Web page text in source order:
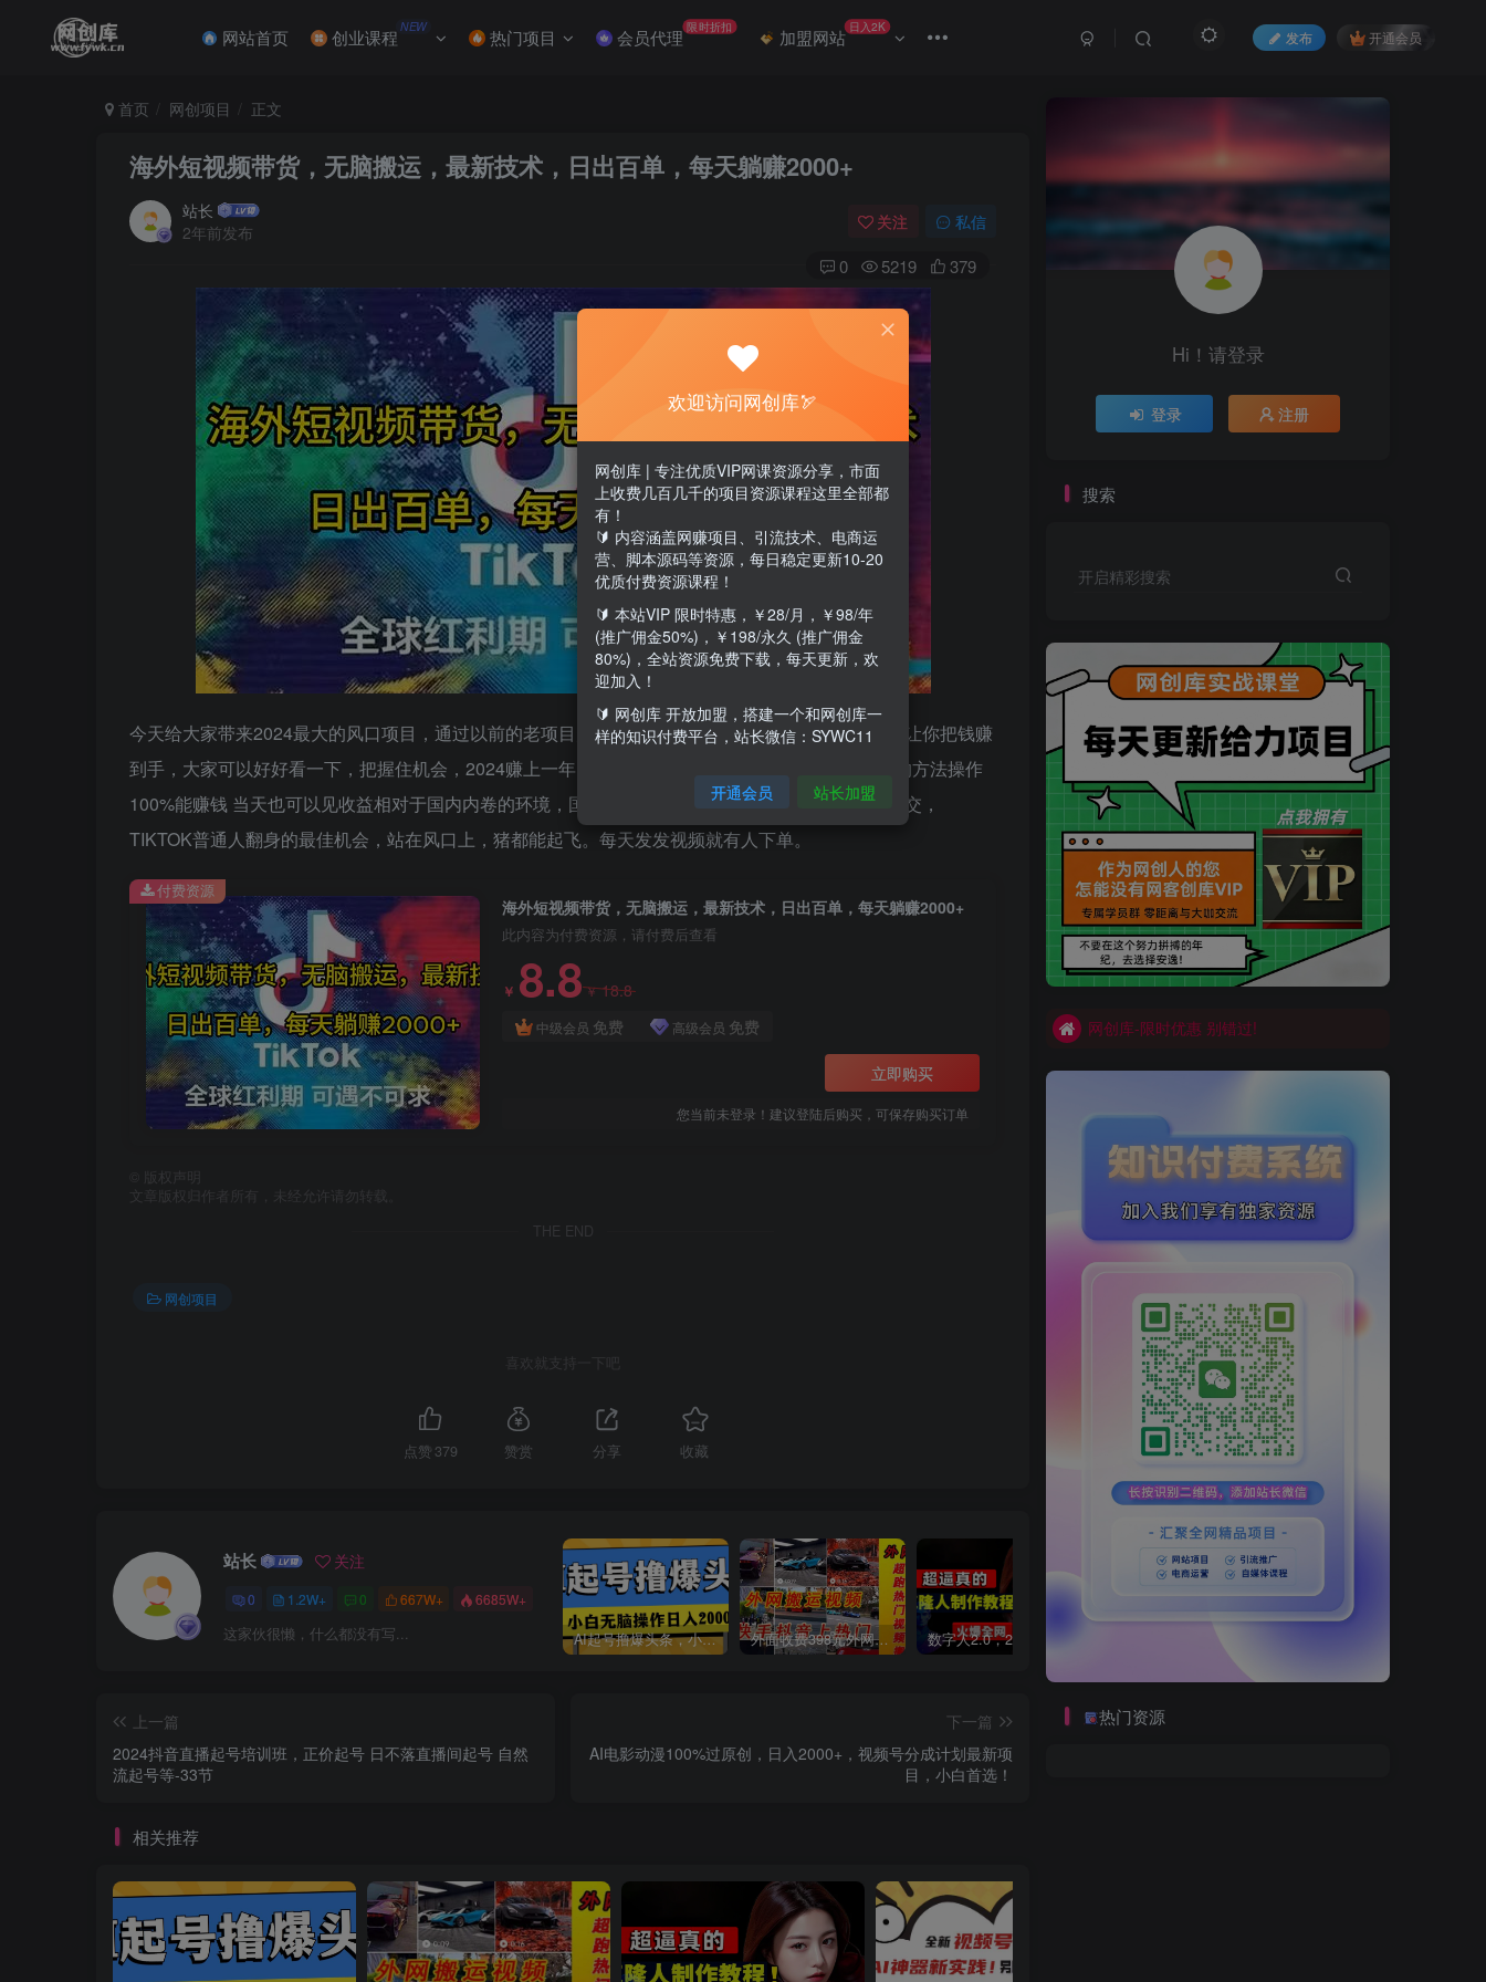
网站首页 创业课程 NEW 热门项目 会员代理 限时折扣 加盟网站 日入2K
发布 开通会员
首页 网创项目 正文
海外短视频带货，无脑搬运，最新技术，日出百单，每天躺赚2000+
站长
2年前发布
关注 私信
0 5219 379
今天给大家带来2024最大的风口项目，通过以前的老项目升级过来的，每天5分钟，轻轻松松的就能让你把钱赚
到手，大家可以好好看一下，把握住机会，2024赚上一年！一部手机或者电脑就可以操作，按照我的方法操作
100%能赚钱 当天也可以见收益相对于国内内卷的环境，国外简直就是一片蓝海，不用比价，简单成交，
TIKTOK普通人翻身的最佳机会，站在风口上，猪都能起飞。每天发发视频就有人下单。
海外短视频带货，无脑搬运，最新技术，日出百单，每天躺赚2000+
此内容为付费资源，请付费后查看
￥ 8.8￥18.8
中级会员 免费 高级会员 免费
立即购买
您当前未登录！建议登陆后购买，可保存购买订单
付费资源
版权声明
文章版权归作者所有，未经允许请勿转载。
THE END
网创项目
喜欢就支持一下吧
点赞 379 赞赏 分享 收藏
站长 关注
0 1.2W+ 0 667W+ 6685W+
这家伙很懒，什么都没有写... AI起号撸爆头条，小白也能操作，日入2000+ 外面收费398元外网超跑豪车汽车视频搬运至快手抖音上热门项目 数字人2.0，2024下半年最火项目，无限免费生成视频，可实现任何场景，用任何形象，任何声音，说任何话，5分钟生成一条原创口播视频。
上一篇
2024抖音直播起号培训班，正价起号 日不落直播间起号 自然
流起号等-33节
下一篇
AI电影动漫100%过原创，日入2000+，视频号分成计划最新项
目，小白首选！
相关推荐
Hi！请登录
登录 注册
搜索
开启精彩搜索
买VIP会员或加盟商-全年最低价-立即抢额
网创库-限时优惠 别错过!
买VIP会员或加盟商-全年最低价-立即抢额
网创库-限时优惠 别错过!
热门资源
欢迎访问网创库🏹
网创库 | 专注优质VIP网课资源分享，市面
上收费几百几千的项目资源课程这里全部都
有！
🔰 内容涵盖网赚项目、引流技术、电商运
营、脚本源码等资源，每日稳定更新10-20
优质付费资源课程！
🔰 本站VIP 限时特惠，￥28/月，￥98/年
(推广佣金50%)，￥198/永久 (推广佣金
80%)，全站资源免费下载，每天更新，欢
迎加入！
🔰 网创库 开放加盟，搭建一个和网创库一
样的知识付费平台，站长微信：SYWC11
开通会员 站长加盟